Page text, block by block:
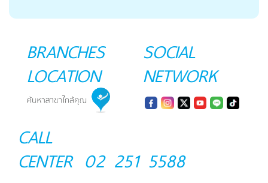
BRANCHES
LOCATION
SOCIAL
NETWORK
CALL
CENTER 02 251 5588